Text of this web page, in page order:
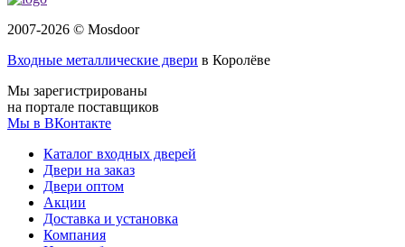
2007-2026 © Mosdoor
Входные металлические двери в Королёве
Мы зарегистрированы
на портале поставщиков
Мы в ВКонтакте
Каталог входных дверей
Двери на заказ
Двери оптом
Акции
Доставка и установка
Компания